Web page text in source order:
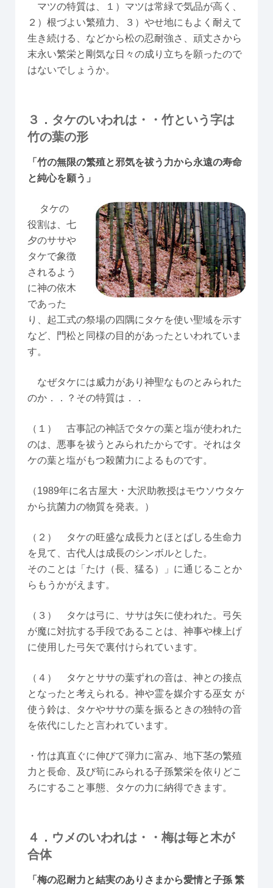
マツの特質は、１）マツは常緑で気品が高く、
２）根づよい繁殖力、３）やせ地にもよく耐えて
生き続ける、などから松の忍耐強さ、頑丈さから
末永い繁栄と剛気な日々の成り立ちを願ったので
はないでしょうか。
３．タケのいわれは・・竹という字は
竹の葉の形
「竹の無限の繁殖と邪気を祓う力から永遠の寿命
と純心を願う」
タケの
役割は、七
夕のササや
タケで象徴
されるよう
に神の依木
であった
り、起工式の祭場の四隅にタケを使い聖域を示す
など、門松と同様の目的があったといわれていま
す。
なぜタケには威力があり神聖なものとみられた
のか．．？その特質は．．
（１） 古事記の神話でタケの葉と塩が使われた
のは、悪事を祓うとみられたからです。それはタ
ケの葉と塩がもつ殺菌力によるものです。
（1989年に名古屋大・大沢助教授はモウソウタケ
から抗菌力の物質を発表。）
（２） タケの旺盛な成長力とほとばしる生命力
を見て、古代人は成長のシンボルとした。
そのことは「たけ（長、猛る）」に通じることか
らもうかがえます。
（３） タケは弓に、ササは矢に使われた。弓矢
が魔に対抗する手段であることは、神事や棟上げ
に使用した弓矢で裏付けられています。
（４） タケとササの葉ずれの音は、神との接点
となったと考えられる。神や霊を媒介する巫女 が
使う鈴は、タケやササの葉を振るときの独特の音
を依代にしたと言われています。
・竹は真直ぐに伸びて弾力に富み、地下茎の繁殖
力と長命、及び筍にみられる子孫繁栄を依りどこ
ろにすること事態、タケの力に納得できます。
４．ウメのいわれは・・梅は毎と木が
合体
「梅の忍耐力と結実のありさまから愛情と子孫 繁